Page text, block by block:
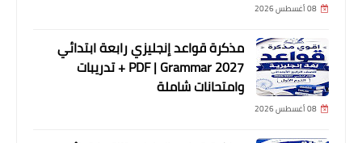
08 أغسطس 2026
مذكرة قواعد إنجليزي رابعة ابتدائي
2027 PDF | Grammar + تدريبات
وامتحانات شاملة
08 أغسطس 2026